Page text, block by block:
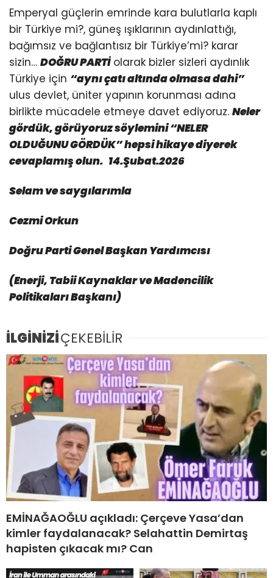
Emperyal güçlerin emrinde kara bulutlarla kaplı
bir Türkiye mi?, güneş ışıklarının aydınlattığı,
bağımsız ve bağlantısız bir Türkiye’mi? karar
sizin… DOĞRU PARTİolarak bizler sizleri aydınlık
Türkiye için “aynı çatı altında olmasa dahi”
ulus devlet, üniter yapının korunması adına
birlikte mücadele etmeye davet ediyoruz. Neler
gördük, görüyoruz söylemini “NELER
OLDUĞUNU GÖRDÜK” hepsi hikaye diyerek
cevaplamış olun. 14.Şubat.2026
Selam ve saygılarımla
Cezmi Orkun
Doğru Parti Genel Başkan Yardımcısı
(Enerji, Tabii Kaynaklar ve Madencilik
Politikaları Başkanı)
İLGİNİZİÇEKEBİLİR
EMİNAĞAOĞLU açıkladı: Çerçeve Yasa’dan
kimler faydalanacak? Selahattin Demirtaş
hapisten çıkacak mı? Can